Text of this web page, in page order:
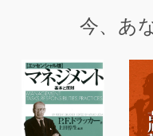
あなたにどんな変化が
【目次より】
◎私たちの体はモワモ
◎素粒子は物質の最小
今、あ